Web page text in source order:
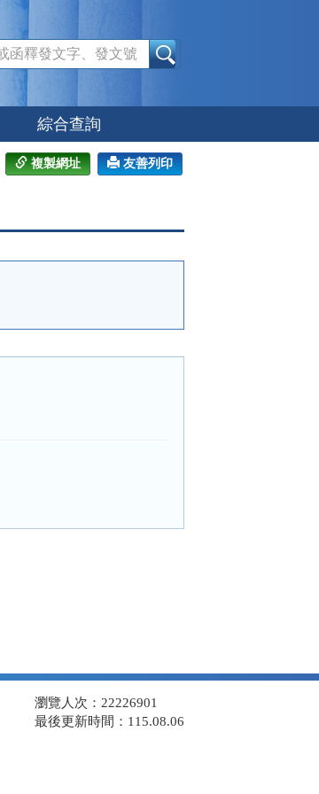
綜合查詢
複製網址 友善列印
瀏覽人次：22226901
最後更新時間：115.08.06